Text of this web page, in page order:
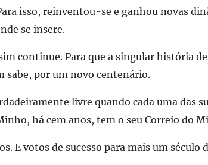
isso, reinventou-se e ganhou novas
se insere.
continue. Para que a singular história
sabe, por um novo centenário.
livre quando cada uma das
há cem anos, tem o seu Correio do
E votos de sucesso para mais um século